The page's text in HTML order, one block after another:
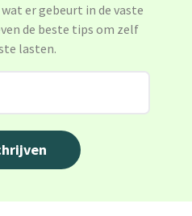
er gebeurt in de vaste
de beste tips om zelf
lasten.